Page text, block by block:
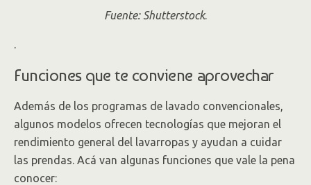
Fuente: Shutterstock.
.
Funciones que te conviene aprovechar
Además de los programas de lavado convencionales,
algunos modelos ofrecen tecnologías que mejoran el
rendimiento general del lavarropas y ayudan a cuidar
las prendas. Acá van algunas funciones que vale la pena
conocer: